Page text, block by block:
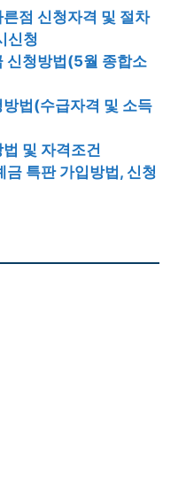
점 신청자격 및 절차
신청
신청방법(5월 종합소
법(수급자격 및 소득
및 자격조건
특판 가입방법, 신청